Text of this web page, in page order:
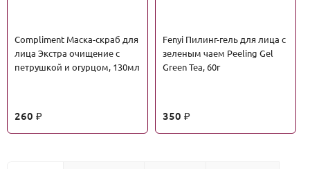
Сompliment Маска-скраб для
лица Экстра очищение с
петрушкой и огурцом, 130мл
260 ₽
Fenyi Пилинг-гель для лица с
зеленым чаем Peeling Gel
Green Tea, 60г
350 ₽